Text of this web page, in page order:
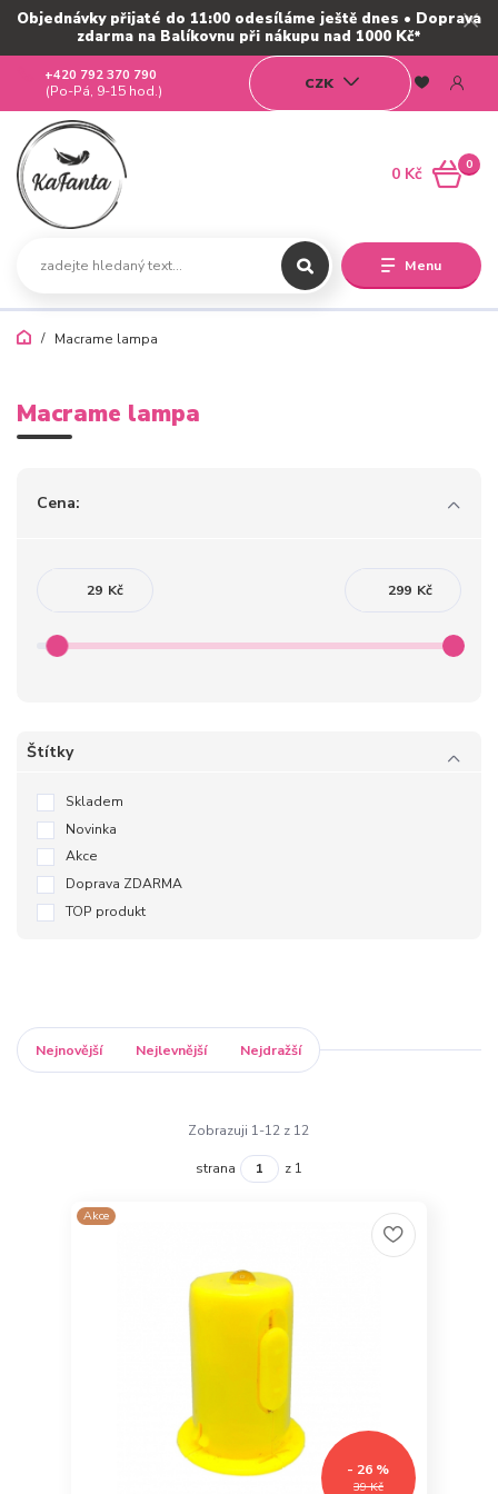
Objednávky přijaté do 11:00 odesíláme ještě dnes • Doprava
zdarma na Balíkovnu při nákupu nad 1000 Kč*
Menu
CZK
+420 792 370 790
(Po-Pá, 9-15 hod.)
0
0 Kč
Macrame lampa
Macrame lampa
Cena:
Kč Kč
Štítky
Skladem
Novinka
Akce
Doprava ZDARMA
TOP produkt
Nejnovější Nejlevnější Nejdražší
Zobrazuji 1-12 z 12
strana z 1
Akce
39 Kč
- 26 %